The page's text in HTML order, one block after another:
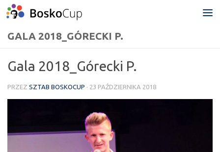
Przejdź do treści
GALA 2018_GÓRECKI P.
Gala 2018_Górecki P.
PRZEZ SZTAB BOSKOCUP · 23 PAŹDZIERNIKA 2018